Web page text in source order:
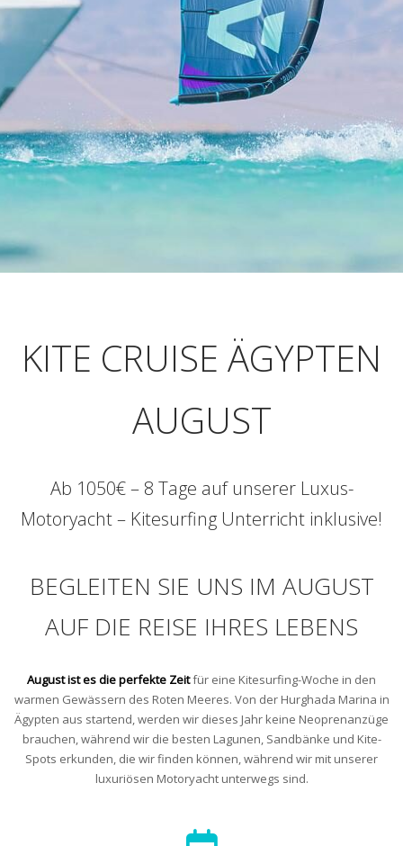
KITE CRUISE ÄGYPTEN
AUGUST
Ab 1050€ – 8 Tage auf unserer Luxus-
Motoryacht – Kitesurfing Unterricht inklusive!
BEGLEITEN SIE UNS IM AUGUST
AUF DIE REISE IHRES LEBENS
August ist es die perfekte Zeitfür eine Kitesurfing-Woche in den
warmen Gewässern des Roten Meeres. Von der Hurghada Marina in
Ägypten aus startend, werden wir dieses Jahr keine Neoprenanzüge
brauchen, während wir die besten Lagunen, Sandbänke und Kite-
Spots erkunden, die wir finden können, während wir mit unserer
luxuriösen Motoryacht unterwegs sind.